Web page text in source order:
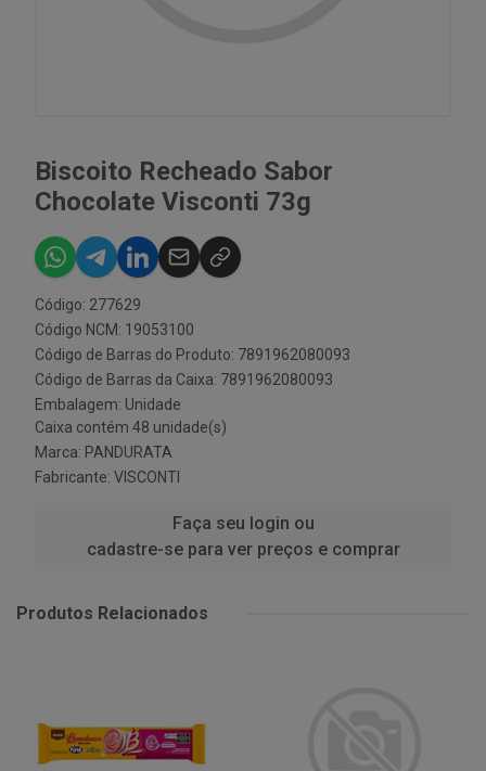
Biscoito Recheado Sabor
Chocolate Visconti 73g
Código: 277629
Código NCM: 19053100
Código de Barras do Produto: 7891962080093
Código de Barras da Caixa: 7891962080093
Embalagem: Unidade
Caixa contém 48 unidade(s)
Marca: PANDURATA
Fabricante: VISCONTI
Faça seu login ou
cadastre-se para ver preços e comprar
Produtos Relacionados